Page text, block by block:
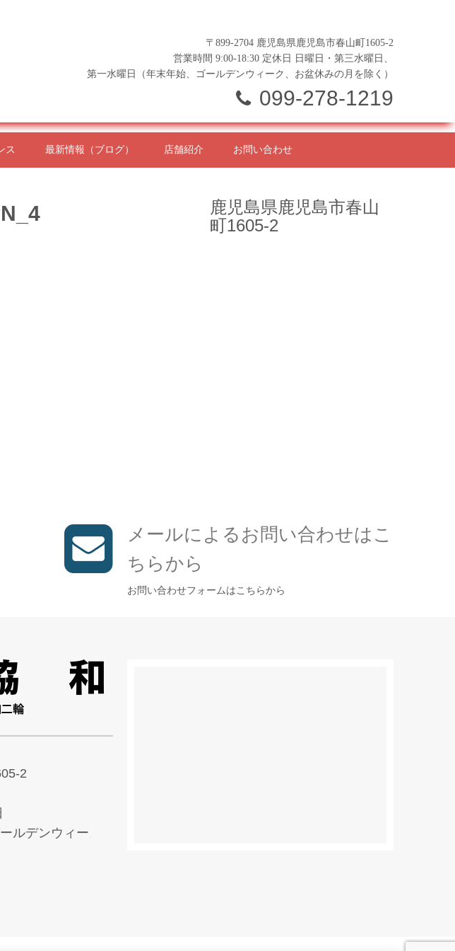
〒899-2704 鹿児島県鹿児島市春山町1605-2
営業時間 9:00-18:30 定休日 日曜日・第三水曜日、
第一水曜日（年末年始、ゴールデンウィーク、お盆休みの月を除く）
099-278-1219
ス 最新情報（ブログ） 店舗紹介 お問い合わせ
鹿児島県鹿児島市春山
町1605-2
メールによるお問い合わせはこ
ちらから
お問い合わせフォームはこちらから
2
ルデンウィー